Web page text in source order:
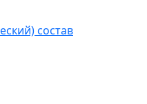
состав